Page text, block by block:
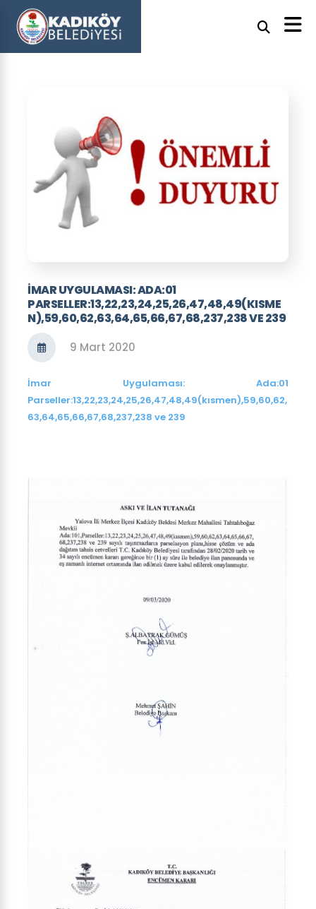
İMAR UYGULAMASI: ADA:01
PARSELLER:13,22,23,24,25,26,47,48,49(KISME
N),59,60,62,63,64,65,66,67,68,237,238 VE 239
9 Mart 2020
İmar Uygulaması: Ada:01
Parseller:13,22,23,24,25,26,47,48,49(kısmen),59,60,62,
63,64,65,66,67,68,237,238 ve 239